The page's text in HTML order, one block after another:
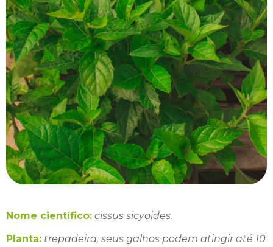
Nome científico: cissus sicyoides.
Planta: trepadeira, seus galhos podem atingir até 10